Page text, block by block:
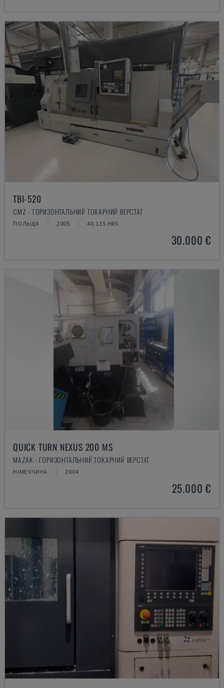
TBI-520
CMZ - ГОРИЗОНТАЛЬНИЙ ТОКАРНИЙ ВЕРСТАТ
ПОЛЬЩА 2005 40.135 HRS
30.000 €
QUICK TURN NEXUS 200 MS
MAZAK - ГОРИЗОНТАЛЬНИЙ ТОКАРНИЙ ВЕРСТАТ
НІМЕЧЧИНА 2004
25.000 €